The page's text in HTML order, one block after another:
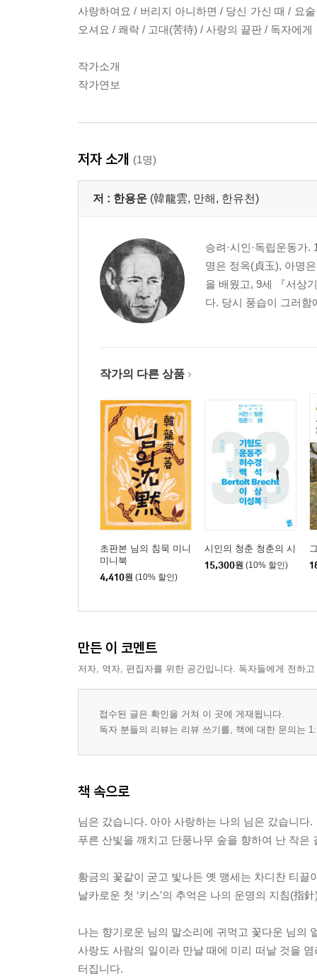
사랑하여요 / 버리지 아니하면 / 당신 가신 때 / 요
오셔요 / 쾌락 / 고대(苦待) / 사랑의 끝판 / 독자에게
작가소개
작가연보
저자 소개 (1명)
저 : 한용운 (韓龍雲, 만해, 한유천)
승려·시인·독립운동가
명은 정옥(貞玉), 아명
을 배웠고, 9세 『서상
다. 당시 풍습이 그러함
작가의 다른 상품
초판본 님의 침묵 미니
미니북
4,410원 (10% 할인)
시인의 청춘 청춘의 시
15,300원 (10% 할인)
만든 이 코멘트
저자, 역자, 편집자를 위한 공간입니다. 독자들에게 전하
접수된 글은 확인을 거쳐 이 곳에 게재됩니다.
독자 분들의 리뷰는 리뷰 쓰기를, 책에 대한 문의는
책 속으로
님은 갔습니다. 아아 사랑하는 나의 님은 갔습니다.
푸른 산빛을 깨치고 단풍나무 숲을 향하여 난 작은
황금의 꽃같이 굳고 빛나든 옛 맹세는 차디찬 티
날카로운 첫 ‘키스’의 추억은 나의 운명의 지침(指
나는 향기로운 님의 말소리에 귀먹고 꽃다운 님의
사랑도 사람의 일이라 만날 때에 미리 떠날 것을
터집니다.